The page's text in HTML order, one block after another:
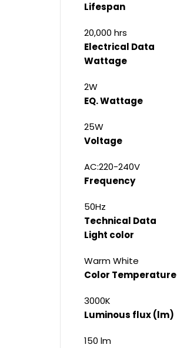
Lifespan
20,000 hrs
Electrical Data
Wattage
2W
EQ. Wattage
25W
Voltage
AC:220-240V
Frequency
50Hz
Technical Data
Light color
Warm White
Color Temperature
3000K
Luminous flux (lm)
150 lm